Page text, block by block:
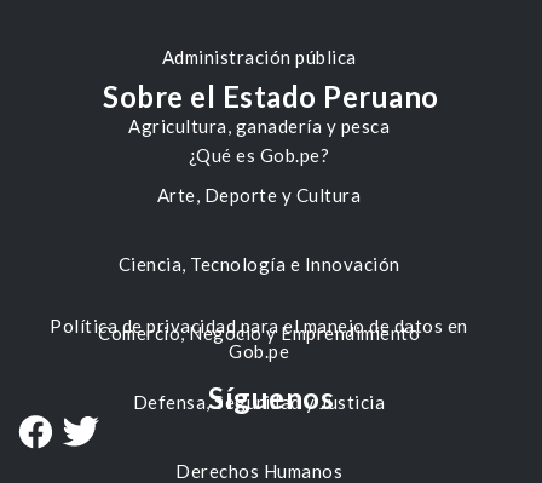
Administración pública
Agricultura, ganadería y pesca
Arte, Deporte y Cultura
Ciencia, Tecnología e Innovación
Comercio, Negocio y Emprendimiento
Defensa, Seguridad y Justicia
Derechos Humanos
Sobre el Estado Peruano
¿Qué es Gob.pe?
Política de privacidad para el manejo de datos en
Gob.pe
Síguenos